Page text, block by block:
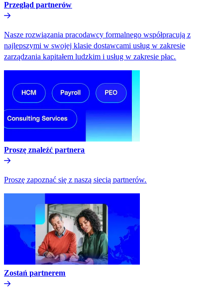
Przegląd partnerów​​
Nasze rozwiązania pracodawcy formalnego współpracują z
najlepszymi w swojej klasie dostawcami usług w zakresie
zarządzania kapitałem ludzkim i usług w zakresie płac.​​
Proszę znaleźć partnera​​
Proszę zapoznać się z naszą siecią partnerów.​​
Zostań partnerem​​